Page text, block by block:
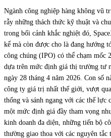
Ngành công nghiệp hàng không vũ
rẫy những thách thức kỹ thuật và
trong bối cảnh khắc nghiệt đó,
kể mà còn được cho là đang hướng
công chúng (IPO) có thể chạm mốc
dựa trên mức định giá thị trường tư
ngày 28 tháng 4 năm 2026. Con số
công ty giá trị nhất thế giới, vượt
thống và sánh ngang với các thế
một mức định giá đầy tham vọng
kinh doanh đa diện, những tiến bộ
thường giao thoa với các nguyên tắc